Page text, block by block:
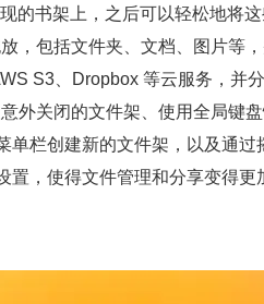
的书架上，之后可以轻松地将
，包括文件夹、文档、图片等
S3、Dropbox 等云服务，并分
外关闭的文件架、使用全局键
单栏创建新的文件架，以及通过
，使得文件管理和分享变得更